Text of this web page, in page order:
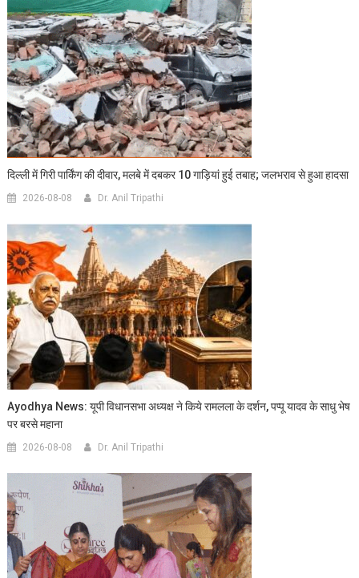
दिल्ली में गिरी पार्किंग की दीवार, मलबे में दबकर 10 गाड़ियां हुई तबाह; जलभराव से हुआ हादसा
2026-08-08 Dr. Anil Tripathi
Ayodhya News: यूपी विधानसभा अध्यक्ष ने किये रामलला के दर्शन, पप्पू यादव के साधु भेष
पर बरसे महाना
2026-08-08 Dr. Anil Tripathi